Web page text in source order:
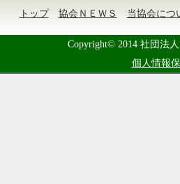
トップ 協会ＮＥＷＳ 当協会につ
Copyright© 2014 社団法
個人情報